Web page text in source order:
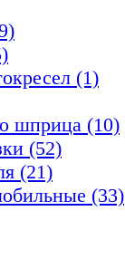
(1)
шприца (10)
(52)
(21)
(33)